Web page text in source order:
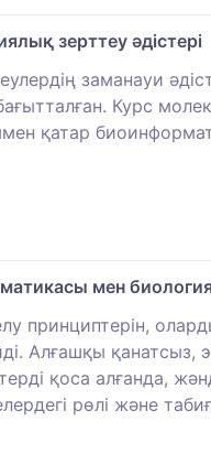
зерттеу әдістері
заманауи
Курс
қатар
мен
принциптерін,
Алғашқы
қоса алғанда,
рөлі және